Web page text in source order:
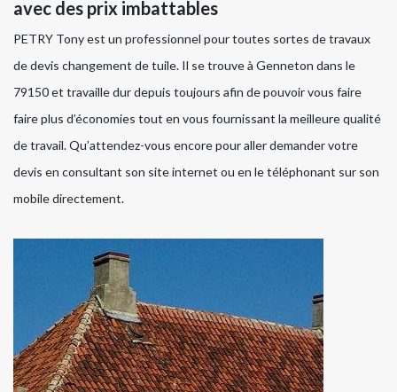
avec des prix imbattables
PETRY Tony est un professionnel pour toutes sortes de travaux
de devis changement de tuile. Il se trouve à Genneton dans le
79150 et travaille dur depuis toujours afin de pouvoir vous faire
faire plus d’économies tout en vous fournissant la meilleure qualité
de travail. Qu’attendez-vous encore pour aller demander votre
devis en consultant son site internet ou en le téléphonant sur son
mobile directement.